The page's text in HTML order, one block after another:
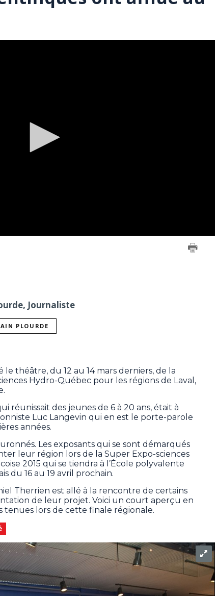
Journaliste
PLOURDE
le théâtre, du 12 au 14 mars derniers, de la
Hydro-Québec pour les régions de Laval,
réunissait des jeunes de 6 à 20 ans, était à
Luc Langevin qui en est le porte-parole
années.
Les exposants qui se sont démarqués
leur région lors de la Super Expo-sciences
2015 qui se tiendra à l’École polyvalente
du 16 au 19 avril prochain.
Therrien est allé à la rencontre de certains
de leur projet. Voici un court aperçu en
tenues lors de cette finale régionale.